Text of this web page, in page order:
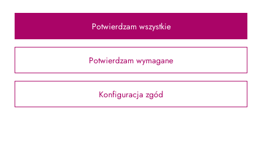
Chcę wymienić produkt
Konto
Potwierdzam wymagane
Konfiguracja zgód
Potwierdzam wszystkie